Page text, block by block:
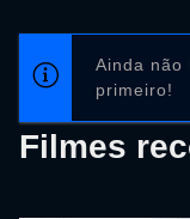
Ainda não
primeiro!
Filmes